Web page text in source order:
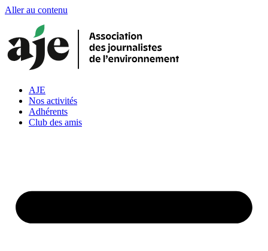
Aller au contenu
AJE
Nos activités
Adhérents
Club des amis